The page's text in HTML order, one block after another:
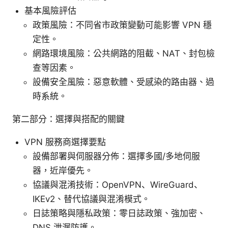
基本風險評估
政策風險：不同省市政策變動可能影響 VPN 穩
定性。
網路環境風險：公共網路的阻截、NAT、封包檢
查等因素。
設備安全風險：惡意軟體、受感染的路由器、過
時系統。
第二部分：選擇與搭配的關鍵
VPN 服務商選擇要點
設備部署與伺服器分佈：選擇多國/多地伺服
器，近岸優先。
協議與混淆技術：OpenVPN、WireGuard、
IKEv2、替代協議與混淆模式。
日誌策略與隱私政策：零日誌政策、強加密、